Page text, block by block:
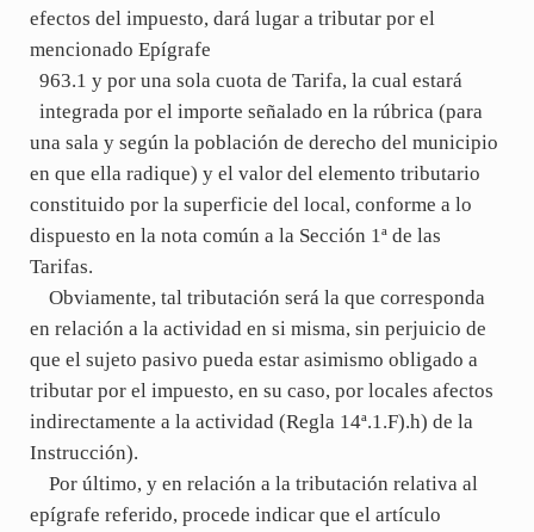
efectos del impuesto, dará lugar a tributar por el
mencionado Epígrafe
963.1 y por una sola cuota de Tarifa, la cual estará
integrada por el importe señalado en la rúbrica (para
una sala y según la población de derecho del municipio
en que ella radique) y el valor del elemento tributario
constituido por la superficie del local, conforme a lo
dispuesto en la nota común a la Sección 1ª de las
Tarifas.
Obviamente, tal tributación será la que corresponda
en relación a la actividad en si misma, sin perjuicio de
que el sujeto pasivo pueda estar asimismo obligado a
tributar por el impuesto, en su caso, por locales afectos
indirectamente a la actividad (Regla 14ª.1.F).h) de la
Instrucción).
Por último, y en relación a la tributación relativa al
epígrafe referido, procede indicar que el artículo